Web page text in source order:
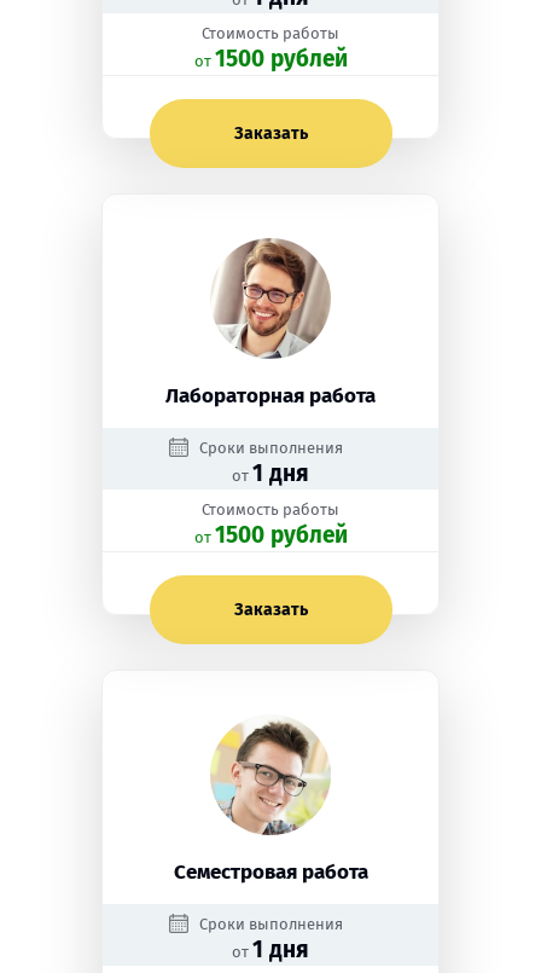
Стоимость работы
oт 1500 рублей
Заказать
Лабораторная работа
Сроки выполнения
от 1 дня
Стоимость работы
oт 1500 рублей
Заказать
Семестровая работа
Сроки выполнения
от 1 дня